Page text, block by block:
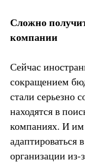
Сложно
компании
Сейчас
сокращением
стали серьезно
находятся в
компаниях. И им
адаптироваться
организации из-